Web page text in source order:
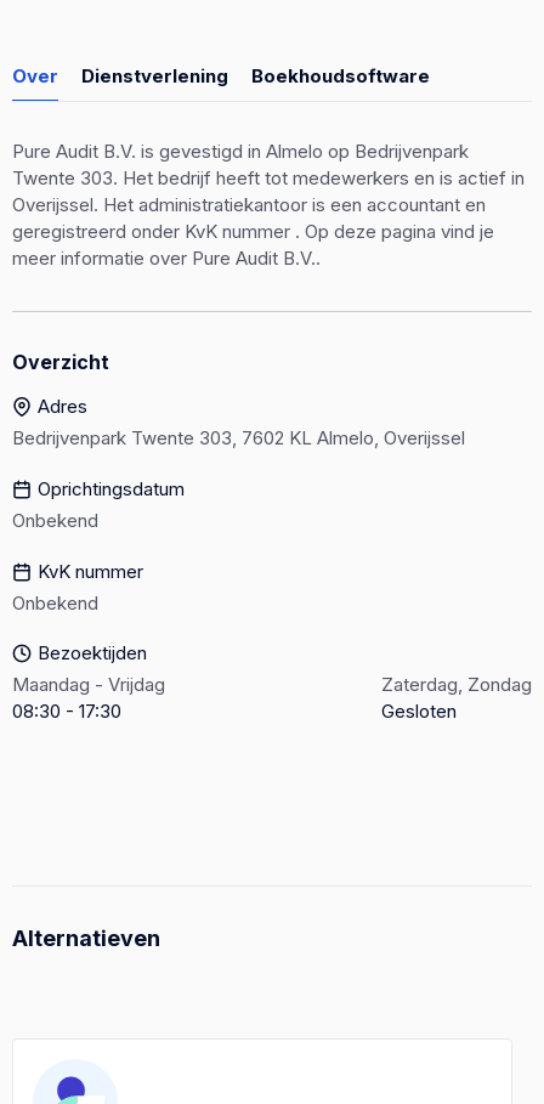
Over Dienstverlening Boekhoudsoftware
Pure Audit B.V. is gevestigd in Almelo op Bedrijvenpark
Twente 303. Het bedrijf heeft tot medewerkers en is actief in
Overijssel. Het administratiekantoor is een accountant en
geregistreerd onder KvK nummer . Op deze pagina vind je
meer informatie over Pure Audit B.V..
Overzicht
Adres
Bedrijvenpark Twente 303, 7602 KL Almelo, Overijssel
Oprichtingsdatum
Onbekend
KvK nummer
Onbekend
Bezoektijden
Maandag - Vrijdag
08:30 - 17:30
Zaterdag, Zondag
Gesloten
Alternatieven